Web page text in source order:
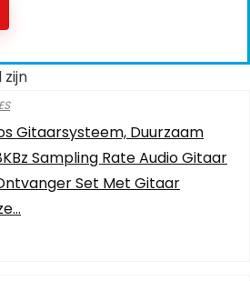
Gitaarsysteem, Duurzaam
Sampling Rate Audio Gitaar
Set Met Gitaar